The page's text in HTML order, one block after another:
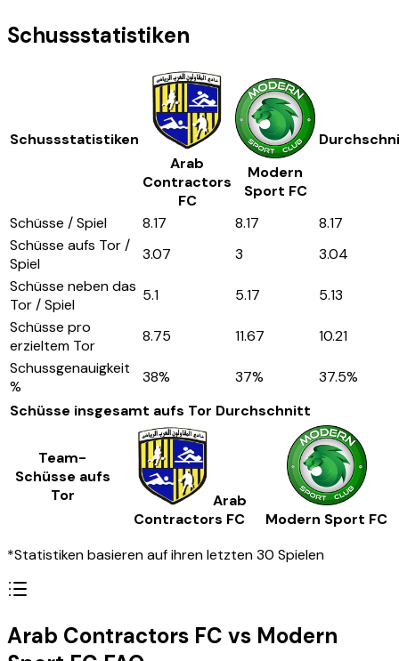
Schussstatistiken
Schussstatistiken
Arab
Contractors
FC
Modern
Sport FC
Schüsse / Spiel 8.17 8.17
8.17
Schüsse aufs Tor /
Spiel
3.07 3
3.04
Schüsse neben das
Tor / Spiel
5.1 5.17
5.13
Schüsse pro
erzieltem Tor
8.75 11.67
10.21
Schussgenauigkeit
%
38% 37% 37.5%
Schüsse insgesamt aufs Tor Durchschnitt
Team-
Schüsse aufs
Tor
Arab
Contractors FC
Modern Sport FC
*Statistiken basieren auf ihren letzten 30 Spielen
Arab Contractors FC vs Modern